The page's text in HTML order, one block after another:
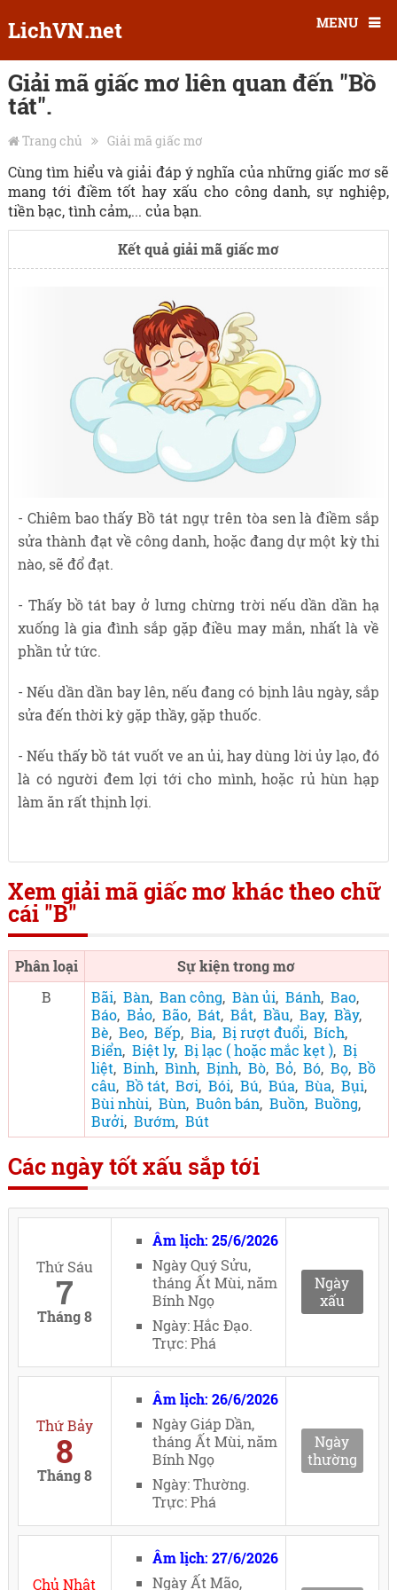
LichVN.net MENU
Giải mã giấc mơ liên quan đến "Bồ
tát".
Trang chủ Giải mã giấc mơ
Cùng tìm hiểu và giải đáp ý nghĩa của những giấc mơ sẽ
mang tới điềm tốt hay xấu cho công danh, sự nghiệp,
tiền bạc, tình cảm,... của bạn.
Kết quả giải mã giấc mơ
- Chiêm bao thấy Bồ tát ngự trên tòa sen là điềm sắp
sửa thành đạt về công danh, hoặc đang dự một kỳ thi
nào, sẽ đổ đạt.
- Thấy bồ tát bay ở lưng chừng trời nếu dần dần hạ
xuống là gia đình sắp gặp điều may mắn, nhất là về
phần tử tức.
- Nếu dần dần bay lên, nếu đang có bịnh lâu ngày, sắp
sửa đến thời kỳ gặp thầy, gặp thuốc.
- Nếu thấy bồ tát vuốt ve an ủi, hay dùng lời ủy lạo, đó
là có người đem lợi tới cho mình, hoặc rủ hùn hạp
làm ăn rất thịnh lợi.
Xem giải mã giấc mơ khác theo chữ
cái "B"
Phân loại
Sự kiện trong mơ
B
Bãi, Bàn, Ban công, Bàn ủi, Bánh, Bao,
Báo, Bảo, Bão, Bát, Bắt, Bầu, Bay, Bầy,
Bè, Beo, Bếp, Bia, Bị rượt đuổi, Bích,
Biển, Biệt ly, Bị lạc ( hoặc mắc kẹt ), Bị
liệt, Binh, Bình, Bịnh, Bò, Bỏ, Bó, Bọ, Bồ
câu, Bồ tát, Bơi, Bói, Bú, Búa, Bùa, Bụi,
Bùi nhùi, Bùn, Buôn bán, Buồn, Buồng,
Bưởi, Bướm, Bút
Các ngày tốt xấu sắp tới
Thứ Sáu
7
Tháng 8
Âm lịch: 25/6/2026
Ngày Quý Sửu,
tháng Ất Mùi, năm
Bính Ngọ
Ngày: Hắc Đạo.
Trực: Phá
Ngày
xấu
Thứ Bảy
8
Tháng 8
Âm lịch: 26/6/2026
Ngày Giáp Dần,
tháng Ất Mùi, năm
Bính Ngọ
Ngày: Thường.
Trực: Phá
Ngày
thường
Chủ Nhật
Âm lịch: 27/6/2026
Ngày Ất Mão,